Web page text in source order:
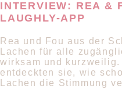
INTERVIEW: REA &
LAUGHLY-APP
Rea und Fou aus der
Lachen für alle
wirksam und
entdeckten sie, wie
Lachen die Stimmung